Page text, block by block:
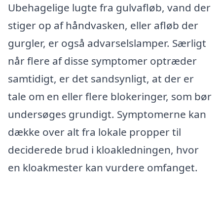
Ubehagelige lugte fra gulvafløb, vand der
stiger op af håndvasken, eller afløb der
gurgler, er også advarselslamper. Særligt
når flere af disse symptomer optræder
samtidigt, er det sandsynligt, at der er
tale om en eller flere blokeringer, som bør
undersøges grundigt. Symptomerne kan
dække over alt fra lokale propper til
deciderede brud i kloakledningen, hvor
en kloakmester kan vurdere omfanget.